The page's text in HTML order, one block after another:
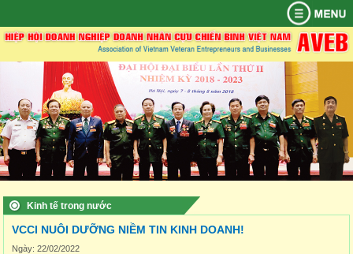
QUYẾT
ĐỊNH
LẬP
ĐIỀU
LỆ
QUY
CHẾ
ĐỘNG
CƠ
QUAN
HỘI
KỶ
YẾU
BAN
CHUYÊN
BAN
HÀNH
HIỆP
HỘI
DOANH
NHÂN
CCB
VIỆT
NAM
ĐIỀU
GIA
NHẬP
HIỆP
HỘI
QUYỀN
NGHĨA
HỘI
TRÍCH
HỘI
VIÊN
BAN
VỤ
HIỆP
HỘI
THÀNH
VIÊN
NỔI
BẬT
HOẠT
ĐỘNG
CỦA
HIỆP
HỘI
TIN
TỨC
BIỂN
ĐÔNG
THÔNG
KINH
TẾ,
CHÍNH
TRỊ,
XÃ
HỘI
THÔNG
TRONG
VÀ
NGOÀI
NƯỚC
VĂN
HÓA
THỂ
THAO
KINH
TẾ
KINH
TRONG
NƯỚC
KINH
QUỐC
TẾ
CHÍNH
SÁCH
XÃ
HỘI
CCB
HỎI
CÁC
HOẠT
ĐỘNG
ĐỀN
ƠN
ĐÁP
NGHĨA
HOẠT
ĐỘNG
THIỆN
XÃ
HỘI
Kinh tế trong nước
VCCI NUÔI DƯỠNG NIỀM TIN KINH DOANH!
Ngày: 22/02/2022